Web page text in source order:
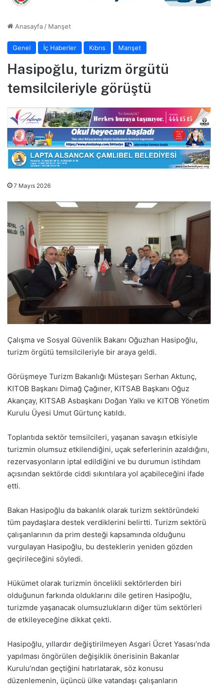
Anasayfa / Manşet
Genel İç Haberler Kıbrıs Manşet
Hasipoğlu, turizm örgütü
temsilcileriyle görüştü
7 Mayıs 2026
Çalışma ve Sosyal Güvenlik Bakanı Oğuzhan Hasipoğlu,
turizm örgütü temsilcileriyle bir araya geldi.
Görüşmeye Turizm Bakanlığı Müsteşarı Serhan Aktunç,
KITOB Başkanı Dimağ Çağıner, KITSAB Başkanı Oğuz
Akançay, KITSAB Asbaşkanı Doğan Yalkı ve KITOB Yönetim
Kurulu Üyesi Umut Gürtunç katıldı.
Toplantıda sektör temsilcileri, yaşanan savaşın etkisiyle
turizmin olumsuz etkilendiğini, uçak seferlerinin azaldığını,
rezervasyonların iptal edildiğini ve bu durumun istihdam
açısından sektörde ciddi sıkıntılara yol açabileceğini ifade
etti.
Bakan Hasipoğlu da bakanlık olarak turizm sektöründeki
tüm paydaşlara destek verdiklerini belirtti. Turizm sektörü
çalışanlarının da prim desteği kapsamında olduğunu
vurgulayan Hasipoğlu, bu desteklerin yeniden gözden
geçirileceğini söyledi.
Hükümet olarak turizmin öncelikli sektörlerden biri
olduğunun farkında olduklarını dile getiren Hasipoğlu,
turizmde yaşanacak olumsuzlukların diğer tüm sektörleri
de etkileyeceğine dikkat çekti.
Hasipoğlu, yıllardır değiştirilmeyen Asgari Ücret Yasası’nda
yapılması öngörülen değişiklik önerisinin Bakanlar
Kurulu’ndan geçtiğini hatırlatarak, söz konusu
düzenlemenin, üçüncü ülke vatandaşı çalışanların